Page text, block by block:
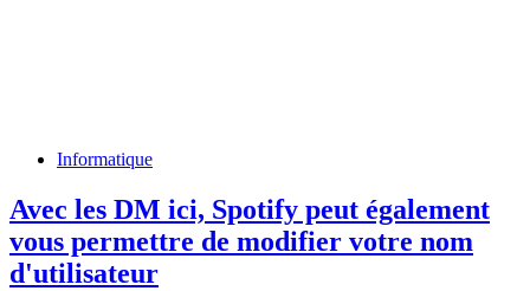
Informatique
Avec les DM ici, Spotify peut également
vous permettre de modifier votre nom
d'utilisateur